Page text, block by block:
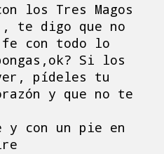
los Tres Magos
te digo que no
con todo lo
Si los
pídeles tu
y que no te
y con un pie en